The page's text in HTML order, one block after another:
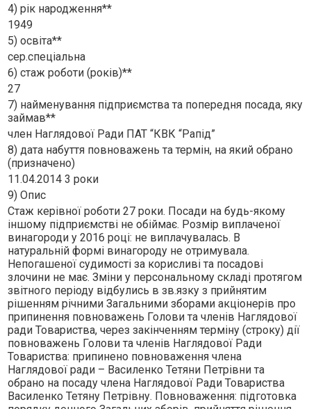
4) рік народження**
1949
5) освіта**
сер.спецiальна
6) стаж роботи (років)**
27
7) найменування підприємства та попередня посада, яку
займав**
член Наглядової Ради ПАТ “КВК “Рапiд”
8) дата набуття повноважень та термін, на який обрано
(призначено)
11.04.2014 3 роки
9) Опис
Стаж керiвної роботи 27 роки. Посади на будь-якому
iншому пiдприємствi не обiймає. Розмiр виплаченої
винагороди у 2016 роцi: не виплачувалась. В
натуральнiй формi винагороду не отримувала.
Непогашеної судимостi за корисливi та посадовi
злочини не має. Змiни у персональному складi протягом
звiтного перiоду вiдбулись в зв.язку з прийнятим
рiшенням рiчними Загальними зборами акцiонерiв про
припинення повноважень Голови та членiв Наглядової
ради Товариства, через закiнченням термiну (строку) дiї
повноважень Голови та членiв Наглядової Ради
Товариства: припинено повноваження члена
Наглядової ради – Василенко Тетяни Петрiвни та
обрано на посаду члена Наглядової Ради Товариства
Василенко Тетяну Петрiвну. Повноваження: пiдготовка